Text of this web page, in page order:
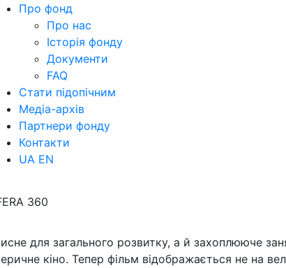
Про фонд
Про нас
Історія фонду
Документи
FAQ
Стати підопічним
Медіа-архів
Партнери фонду
Контакти
UA EN
360
для загального розвитку, а й захоплююче
кіно. Тепер фільм відображається не на